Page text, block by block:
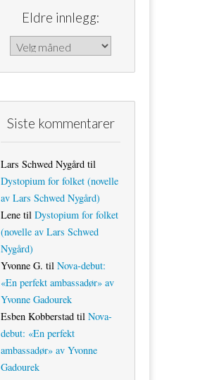
Eldre innlegg:
Eldre innlegg:
Siste kommentarer
Lars Schwed Nygård til
Dystopium for folket (novelle
av Lars Schwed Nygård)
Lene til Dystopium for folket
(novelle av Lars Schwed
Nygård)
Yvonne G. til Nova-debut:
«En perfekt ambassadør» av
Yvonne Gadourek
Esben Kobberstad til Nova-
debut: «En perfekt
ambassadør» av Yvonne
Gadourek